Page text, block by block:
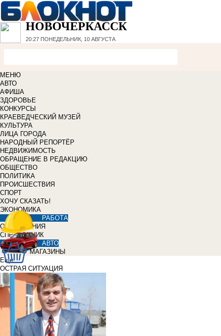
НОВОЧЕРКАССК
20:27 ПОНЕДЕЛЬНИК, 10 АВГУСТА
МЕНЮ
АВТО
АФИША
ЗДОРОВЬЕ
КОНКУРСЫ
КРАЕВЕДЧЕСКИЙ МУЗЕЙ
КУЛЬТУРА
ЛИЦА ГОРОДА
НАРОДНЫЙ РЕПОРТЁР
НЕДВИЖИМОСТЬ
ОБРАЩЕНИЕ В РЕДАКЦИЮ
ОБЩЕСТВО
ПОЛИТИКА
ПРОИСШЕСТВИЯ
СПОРТ
ХОЧУ СКАЗАТЬ!
ЭКОНОМИКА
РАБОТА
ОБЪЯВЛЕНИЯ
СПРАВОЧНИК
АВТО
МАГАЗИНЫ
Еще
ОСТРАЯ СИТУАЦИЯ